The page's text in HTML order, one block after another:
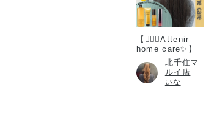
【💆🏻‍♀️Attenir
home care✨】
北千住マ
ルイ店
いな